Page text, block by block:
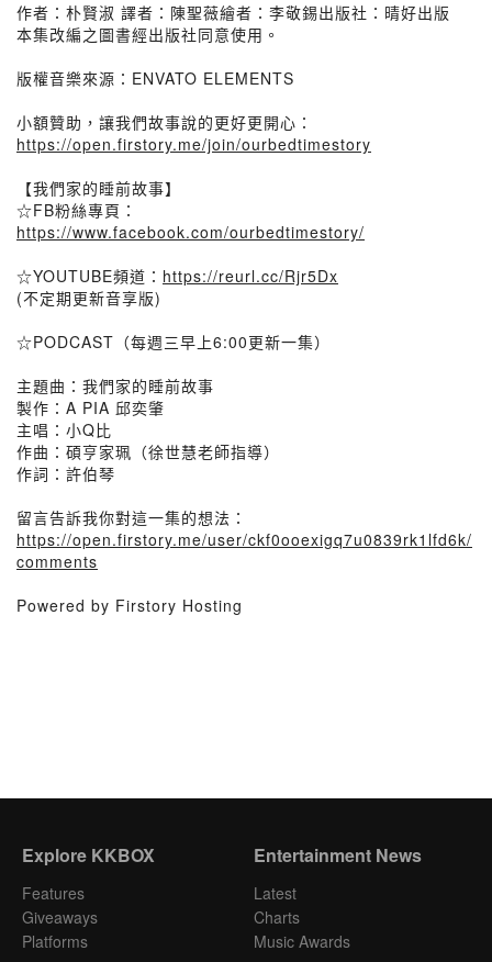
作者：朴賢淑 譯者：陳聖薇繪者：李敬錫出版社：晴好出版
本集改編之圖書經出版社同意使用。
版權音樂來源：ENVATO ELEMENTS
小額贊助，讓我們故事說的更好更開心：
https://open.firstory.me/join/ourbedtimestory
【我們家的睡前故事】
☆FB粉絲專頁：
https://www.facebook.com/ourbedtimestory/
☆YOUTUBE頻道： https://reurl.cc/Rjr5Dx
(不定期更新音享版)
☆PODCAST（每週三早上6:00更新一集）
主題曲：我們家的睡前故事
製作：A PIA 邱奕肇
主唱：小Q比
作曲：碩亨家珮（徐世慧老師指導）
作詞：許伯琴
留言告訴我你對這一集的想法：
https://open.firstory.me/user/ckf0ooexigq7u0839rk1lfd6k/
comments
Powered by Firstory Hosting
Explore KKBOX
Features
Giveaways
Platforms
Entertainment News
Latest
Charts
Music Awards